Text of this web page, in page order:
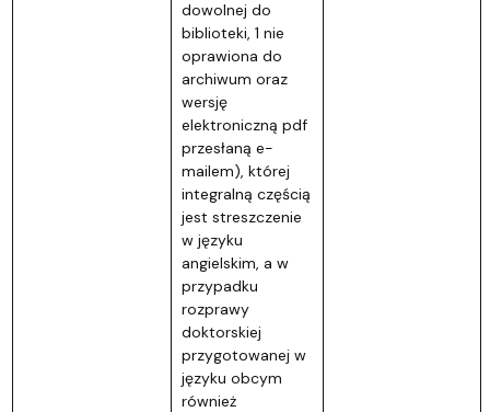
dowolnej do
biblioteki, 1 nie
oprawiona do
archiwum oraz
wersję
elektroniczną pdf
przesłaną e-
mailem), której
integralną częścią
jest streszczenie
w języku
angielskim, a w
przypadku
rozprawy
doktorskiej
przygotowanej w
języku obcym
również